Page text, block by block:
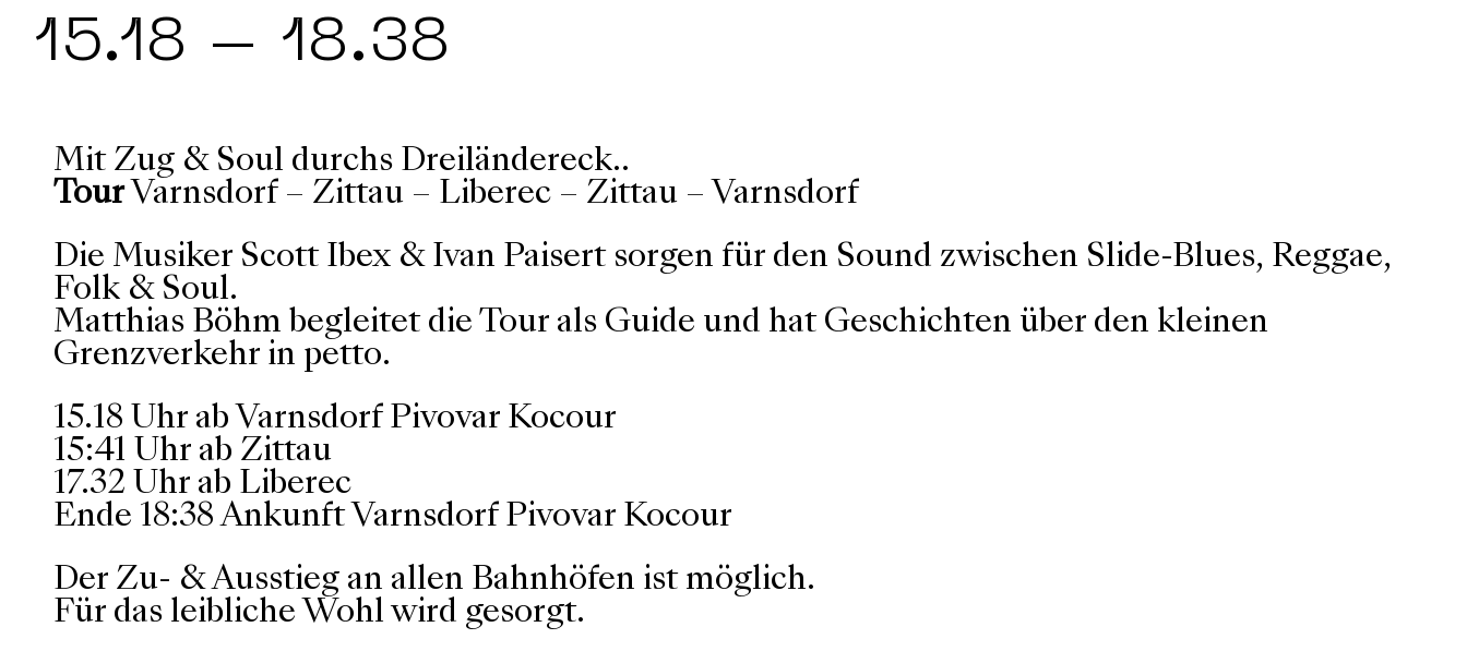
15.18 – 18.38
Mit Zug & Soul durchs Dreiländereck..
TourVarnsdorf – Zittau – Liberec – Zittau – Varnsdorf
Die Musiker Scott Ibex & Ivan Paisert sorgen für den Sound zwischen Slide-Blues, Reggae,
Folk & Soul.
Matthias Böhm begleitet die Tour als Guide und hat Geschichten über den kleinen
Grenzverkehr in petto.
15.18 Uhr ab Varnsdorf Pivovar Kocour
15:41 Uhr ab Zittau
17.32 Uhr ab Liberec
Ende 18:38 Ankunft Varnsdorf Pivovar Kocour
Der Zu- & Ausstieg an allen Bahnhöfen ist möglich.
Für das leibliche Wohl wird gesorgt.